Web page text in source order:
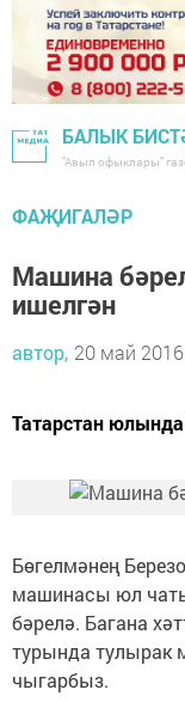
БАЛЫК
"Авыл офыклары"
ФАҖИГАЛӘР
Машина
ишелгән
автор, 20 май
Татарстан
Бөгелмәнең
машинасы юл
бәрелә. Багана
турында тулырак
чыгарбыз.